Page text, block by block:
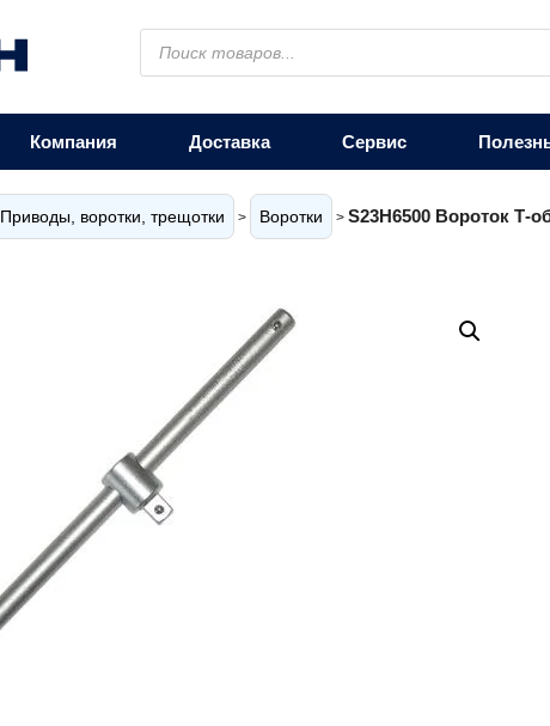
Поиск
товаров
Компания Доставка Сервис
Приводы, воротки, трещотки > Воротки > S23H6500 Вороток Т-